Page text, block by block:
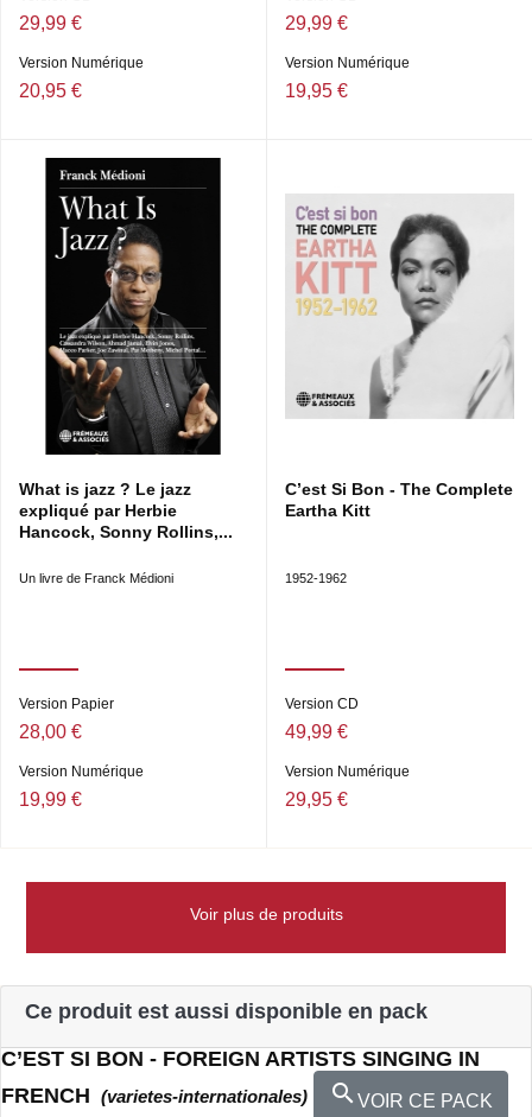
29,99 €
Version Numérique
20,95 €
29,99 €
Version Numérique
19,95 €
What is jazz ? Le jazz
expliqué par Herbie
Hancock, Sonny Rollins,...
Un livre de Franck Médioni
Version Papier
28,00 €
Version Numérique
19,99 €
C’est Si Bon - The Complete
Eartha Kitt
1952-1962
Version CD
49,99 €
Version Numérique
29,95 €
Voir plus de produits
Ce produit est aussi disponible en pack
C’EST SI BON - FOREIGN ARTISTS SINGING IN
FRENCH (varietes-internationales)  VOIR CE PACK